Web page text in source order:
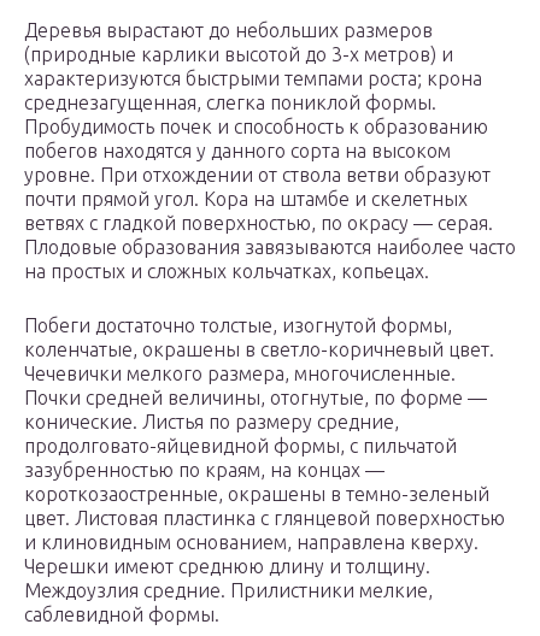
Деревья вырастают до небольших размеров
(природные карлики высотой до 3-х метров) и
характеризуются быстрыми темпами роста; крона
среднезагущенная, слегка пониклой формы.
Пробудимость почек и способность к образованию
побегов находятся у данного сорта на высоком
уровне. При отхождении от ствола ветви образуют
почти прямой угол. Кора на штамбе и скелетных
ветвях с гладкой поверхностью, по окрасу — серая.
Плодовые образования завязываются наиболее часто
на простых и сложных кольчатках, копьецах.
Побеги достаточно толстые, изогнутой формы,
коленчатые, окрашены в светло-коричневый цвет.
Чечевички мелкого размера, многочисленные.
Почки средней величины, отогнутые, по форме —
конические. Листья по размеру средние,
продолговато-яйцевидной формы, с пильчатой
зазубренностью по краям, на концах —
короткозаостренные, окрашены в темно-зеленый
цвет. Листовая пластинка с глянцевой поверхностью
и клиновидным основанием, направлена кверху.
Черешки имеют среднюю длину и толщину.
Междоузлия средние. Прилистники мелкие,
саблевидной формы.